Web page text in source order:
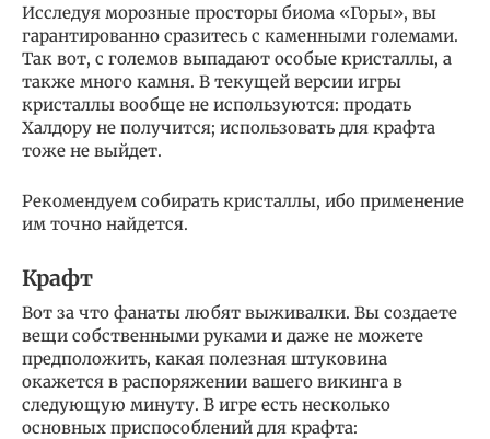
Исследуя морозные просторы биома «Горы», вы
гарантированно сразитесь с каменными големами.
Так вот, с големов выпадают особые кристаллы, а
также много камня. В текущей версии игры
кристаллы вообще не используются: продать
Халдору не получится; использовать для крафта
тоже не выйдет.
Рекомендуем собирать кристаллы, ибо применение
им точно найдется.
Крафт
Вот за что фанаты любят выживалки. Вы создаете
вещи собственными руками и даже не можете
предположить, какая полезная штуковина
окажется в распоряжении вашего викинга в
следующую минуту. В игре есть несколько
основных приспособлений для крафта: